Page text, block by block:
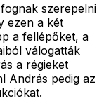
szerepelni
ezen a két
a fellépőket, a
válogatták
a régieket
András pedig az